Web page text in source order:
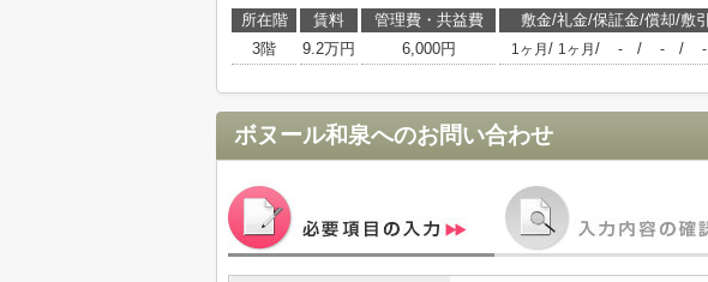
所在階 賃料 管理費・共益費 敷金/礼金/保証金/償却/敷引
3階
9.2万円 6,000円 1ヶ月 / 1ヶ月 / - / - / -
ボヌール和泉へのお問い合わせ